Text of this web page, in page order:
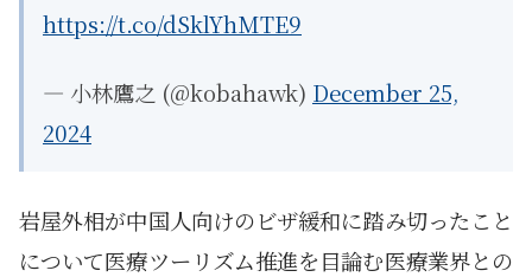
https://t.co/dSklYhMTE9
— 小林鷹之 (@kobahawk) December 25,
2024
岩屋外相が中国人向けのビザ緩和に踏み切ったこと
について医療ツーリズム推進を目論む医療業界との